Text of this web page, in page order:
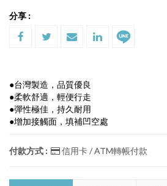
分享 :
●台灣製造，品質優良
●柔軟舒適，輕便行走
●彈性極佳，持久耐用
●增加接觸面，填補凹空處
付款方式 : 信用卡 / ATM轉帳付款